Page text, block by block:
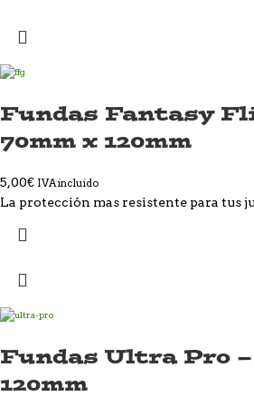
Fundas Fantasy
70mm x 120mm
5,00€ IVA incluido
La protección mas resistente para tus
Fundas Ultra Pro –
120mm